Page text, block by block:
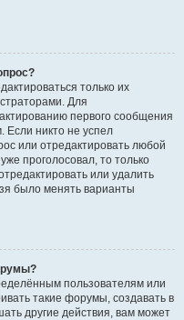
только их
Для
первого сообщения
Если никто не успел
или отредактировать любой
проголосовал, то только
или удалить
было менять варианты
пользователям или
такие форумы, создавать в
другие действия, вам может